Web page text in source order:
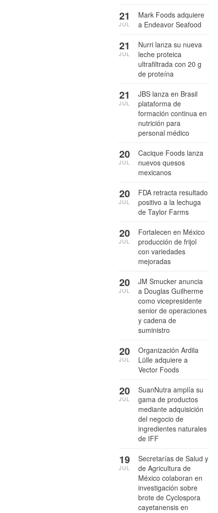
Mark Foods adquiere
a Endeavor Seafood
21
JUL
Nurri lanza su nueva
leche proteica
ultrafiltrada con 20 g
de proteína
21
JUL
JBS lanza en Brasil
plataforma de
formación continua en
nutrición para
personal médico
21
JUL
Cacique Foods lanza
nuevos quesos
mexicanos
20
JUL
FDA retracta resultado
positivo a la lechuga
de Taylor Farms
20
JUL
Fortalecen en México
producción de frijol
con variedades
mejoradas
20
JUL
JM Smucker anuncia
a Douglas Guilherme
como vicepresidente
senior de operaciones
y cadena de
suministro
20
JUL
Organización Ardila
Lülle adquiere a
Vector Foods
20
JUL
SuanNutra amplía su
gama de productos
mediante adquisición
del negocio de
ingredientes naturales
de IFF
20
JUL
Secretarías de Salud y
de Agricultura de
México colaboran en
investigación sobre
brote de Cyclospora
cayetanensis en
19
JUL